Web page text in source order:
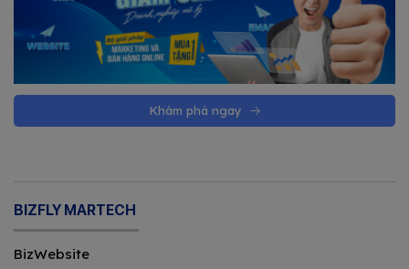
Khám phá ngay
BIZFLY MARTECH
BizWebsite